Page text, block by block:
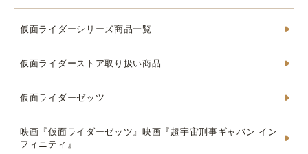
仮面ライダーシリーズ商品一覧
仮面ライダーストア取り扱い商品
仮面ライダーゼッツ
映画『仮面ライダーゼッツ』映画『超宇宙刑事ギャバン イン
フィニティ』